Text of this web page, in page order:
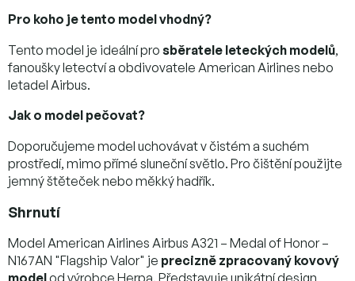
Pro koho je tento model vhodný?
Tento model je ideální pro sběratele leteckých modelů,
fanoušky letectví a obdivovatele American Airlines nebo
letadel Airbus.
Jak o model pečovat?
Doporučujeme model uchovávat v čistém a suchém
prostředí, mimo přímé sluneční světlo. Pro čištění použijte
jemný štěteček nebo měkký hadřík.
Shrnutí
Model American Airlines Airbus A321 – Medal of Honor –
N167AN "Flagship Valor" je precizně zpracovaný kovový
modelod výrobce Herpa. Představuje unikátní design